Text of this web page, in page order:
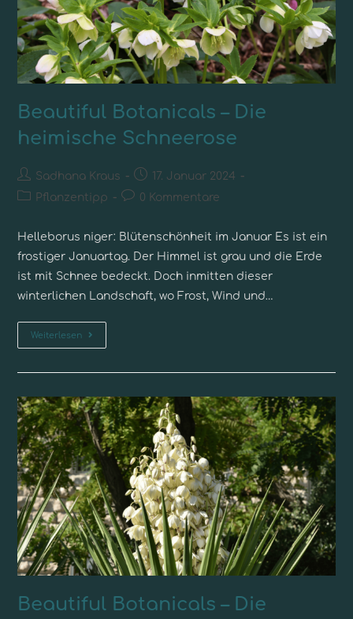
Beautiful Botanicals – Die
heimische Schneerose
Sadhana Kraus
17. Januar 2024
Pflanzentipp
0 Kommentare
Helleborus niger: Blütenschönheit im Januar Es ist ein
frostiger Januartag. Der Himmel ist grau und die Erde
ist mit Schnee bedeckt. Doch inmitten dieser
winterlichen Landschaft, wo Frost, Wind und…
Weiterlesen
Beautiful Botanicals – Die